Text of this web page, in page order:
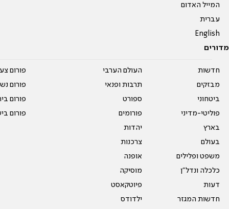
המייל האדום
עברית
English
מדורים
חדשות
מבזקים
ביטחוני
פוליטי-מדיני
בארץ
בעולם
משפט ופלילים
כלכלה ונדל"ן
דעות
חדשות המגזר
העולם הערבי
תרבות ופנאי
ספורט
פורומים
יהדות
צרכנות
אופנה
מוסיקה
פיוטקאסט
ילדודס
פורום
פורום
פורום
פורום